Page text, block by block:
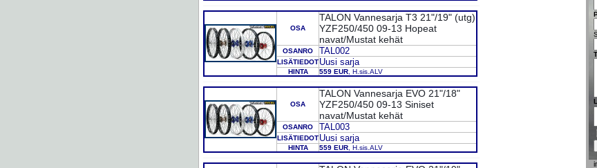
OSA
TALON Vannesarja T3 21"/19" (utg)
YZF250/450 09-13 Hopeat
navat/Mustat kehät
OSANRO TAL002
LISÄTIEDOTUusi sarja
HINTA 559 EUR , H.sis.ALV
OSA
TALON Vannesarja EVO 21"/18"
YZF250/450 09-13 Siniset
navat/Mustat kehät
OSANRO TAL003
LISÄTIEDOTUusi sarja
HINTA 559 EUR , H.sis.ALV